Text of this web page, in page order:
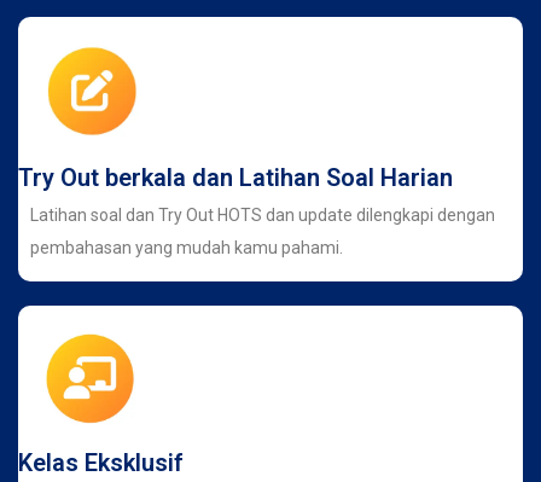
Try Out berkala dan Latihan Soal Harian
Latihan soal dan Try Out HOTS dan update dilengkapi dengan
pembahasan yang mudah kamu pahami.
Kelas Eksklusif